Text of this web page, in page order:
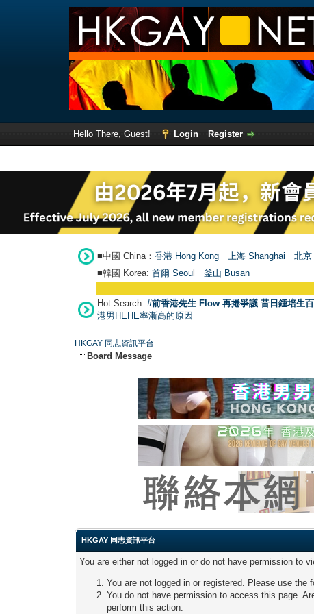
Hello There, Guest! Login
Register
■中國 China： 香港 Hong Kong 上海 Shanghai 北京
■韓國 Korea: 首爾 Seou 釜山 Busan
Hot Search: #前香港先生 Flow 再捲爭議 昔日鍾培生
港男HEHE率漸高的原因
HKGAY 同志資訊平台
Board Message
HKGAY 同志資訊平台
You are either not logged in or do not have permission to
You are not logged in or registered. Please use the
You do not have permission to access this page.
perform this action.